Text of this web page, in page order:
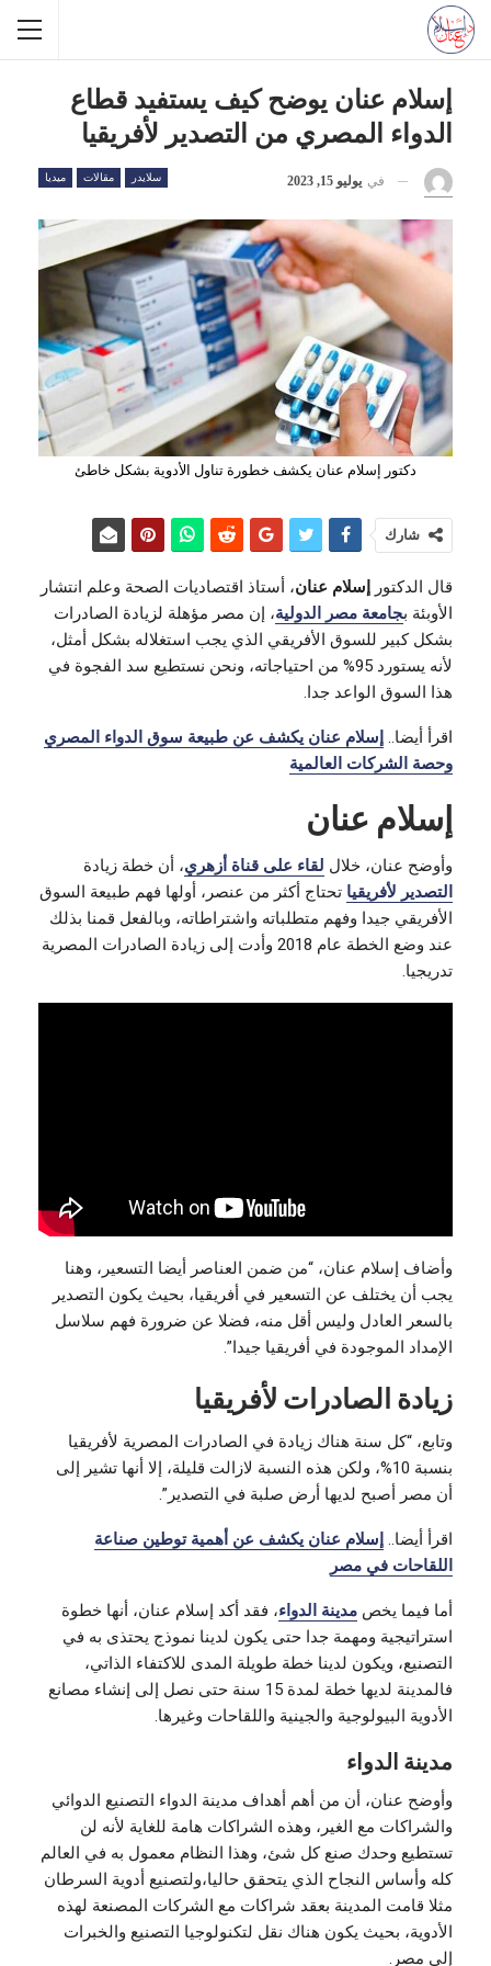
إسلام عنان يوضح كيف يستفيد قطاع
الدواء المصري من التصدير لأفريقيا
سلايدر مقالات ميديا في يوليو 15, 2023
دكتور إسلام عنان يكشف خطورة تناول الأدوية بشكل خاطئ
شارك
قال الدكتور إسلام عنان، أستاذ اقتصاديات الصحة وعلم انتشار
الأوبئة بجامعة مصر الدولية، إن مصر مؤهلة لزيادة الصادرات
بشكل كبير للسوق الأفريقي الذي يجب استغلاله بشكل أمثل،
لأنه يستورد 95% من احتياجاته، ونحن نستطيع سد الفجوة في
هذا السوق الواعد جدا.
اقرأ أيضا.. إسلام عنان يكشف عن طبيعة سوق الدواء المصري
وحصة الشركات العالمية
إسلام عنان
وأوضح عنان، خلال لقاء على قناة أزهري، أن خطة زيادة
التصدير لأفريقيا تحتاج أكثر من عنصر، أولها فهم طبيعة السوق
الأفريقي جيدا وفهم متطلباته واشتراطاته، وبالفعل قمنا بذلك
عند وضع الخطة عام 2018 وأدت إلى زيادة الصادرات المصرية
تدريجيا.
وأضاف إسلام عنان، “من ضمن العناصر أيضا التسعير، وهنا
يجب أن يختلف عن التسعير في أفريقيا، بحيث يكون التصدير
بالسعر العادل وليس أقل منه، فضلا عن ضرورة فهم سلاسل
الإمداد الموجودة في أفريقيا جيدا”.
زيادة الصادرات لأفريقيا
وتابع، “كل سنة هناك زيادة في الصادرات المصرية لأفريقيا
بنسبة 10%، ولكن هذه النسبة لازالت قليلة، إلا أنها تشير إلى
أن مصر أصبح لديها أرض صلبة في التصدير”.
اقرأ أيضا.. إسلام عنان يكشف عن أهمية توطين صناعة
اللقاحات في مصر
أما فيما يخص مدينة الدواء، فقد أكد إسلام عنان، أنها خطوة
استراتيجية ومهمة جدا حتى يكون لدينا نموذج يحتذى به في
التصنيع، ويكون لدينا خطة طويلة المدى للاكتفاء الذاتي،
فالمدينة لديها خطة لمدة 15 سنة حتى نصل إلى إنشاء مصانع
الأدوية البيولوجية والجينية واللقاحات وغيرها.
مدينة الدواء
وأوضح عنان، أن من أهم أهداف مدينة الدواء التصنيع الدوائي
والشراكات مع الغير، وهذه الشراكات هامة للغاية لأنه لن
تستطيع وحدك صنع كل شئ، وهذا النظام معمول به في العالم
كله وأساس النجاح الذي يتحقق حاليا،ولتصنيع أدوية السرطان
مثلا قامت المدينة بعقد شراكات مع الشركات المصنعة لهذه
الأدوية، بحيث يكون هناك نقل لتكنولوجيا التصنيع والخبرات
إلى مصر.